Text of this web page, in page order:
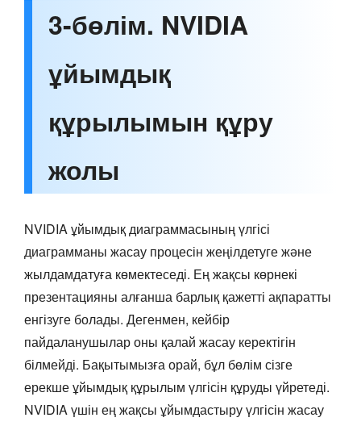
3-бөлім. NVIDIA
ұйымдық
құрылымын құру
жолы
NVIDIA ұйымдық диаграммасының үлгісі
диаграмманы жасау процесін жеңілдетуге және
жылдамдатуға көмектеседі. Ең жақсы көрнекі
презентацияны алғанша барлық қажетті ақпаратты
енгізуге болады. Дегенмен, кейбір
пайдаланушылар оны қалай жасау керектігін
білмейді. Бақытымызға орай, бұл бөлім сізге
ерекше ұйымдық құрылым үлгісін құруды үйретеді.
NVIDIA үшін ең жақсы ұйымдастыру үлгісін жасау